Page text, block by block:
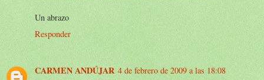
Un abrazo
Responder
CARMEN ANDÚJAR 4 de febrero de 2009 a las 18:08